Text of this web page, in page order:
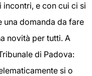
incontri, e con cui ci si
una domanda da fare
novità per tutti. A
di Padova:
si o